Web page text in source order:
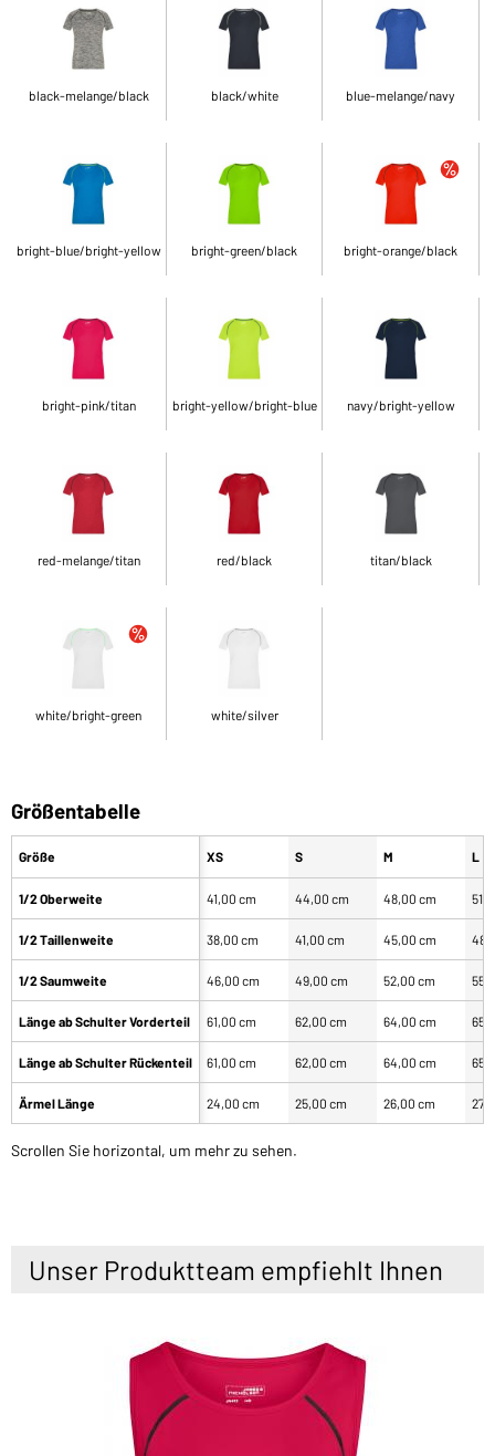
black-melange/black black/white blue-melange/navy
bright-blue/bright-yellow bright-green/black bright-orange/black
bright-pink/titan bright-yellow/bright-blue navy/bright-yellow
red-melange/titan red/black titan/black
white/bright-green white/silver
Größentabelle
Größe
1/2 Oberweite
1/2 Taillenweite
1/2 Saumweite
Länge ab Schulter Vorderteil
Länge ab Schulter Rückenteil
Ärmel Länge
XS S M L
41,00 cm 44,00 cm 48,00 cm
38,00 cm 41,00 cm 45,00 cm
46,00 cm 49,00 cm 52,00 cm
61,00 cm 62,00 cm 64,00 cm
61,00 cm 62,00 cm 64,00 cm
24,00 cm 25,00 cm 26,00 cm
Scrollen Sie horizontal, um mehr zu sehen.
Unser Produktteam empfiehlt Ihnen